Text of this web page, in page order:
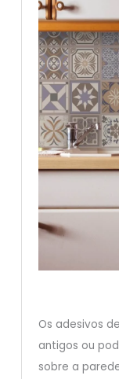
Os adesivos
antigos ou
sobre a